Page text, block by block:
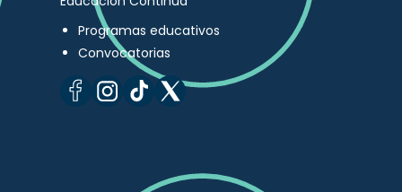
Programas educativos
Convocatorias